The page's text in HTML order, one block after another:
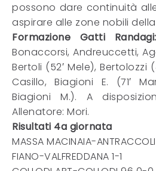
possono dare continuità
aspirare alle zone nobili
Formazione Gatti Randagi:
Bonaccorsi, Andreuccetti,
Bertoli (52′ Mele), Bertolozzi
Casillo, Biagioni E. (71′
Biagioni M.). A
Allenatore: Mori.
Risultati 4a giornata
MASSA MACINAIA-
FIANO-VALFREDDANA 1-1